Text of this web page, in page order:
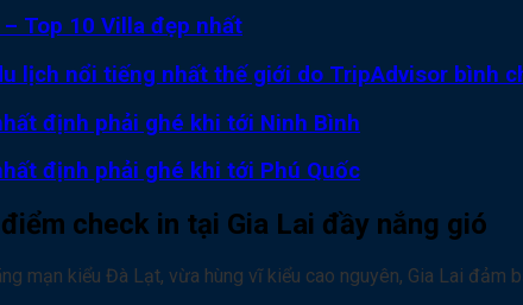
Top 10 Villa đẹp nhất
lịch nổi tiếng nhất thế giới do TripAdvisor bình
định phải ghé khi tới Ninh Bình
định phải ghé khi tới Phú Quốc
check in tại Gia Lai đầy nắng gió
mạn kiểu Đà Lạt, vừa hùng vĩ kiểu cao nguyên, Gia Lai đảm